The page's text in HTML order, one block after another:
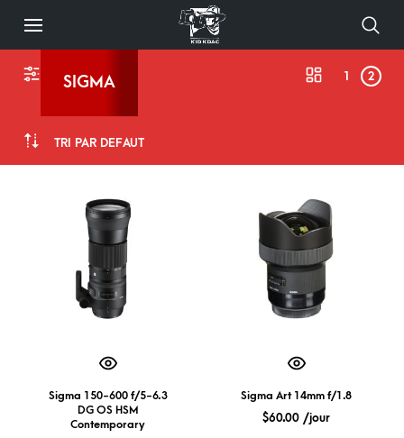
SIGMA
TRI PAR DÉFAUT
1 2
Sigma 150-600 f/5-6.3
DG OS HSM
Contemporary
Sigma Art 14mm f/1.8
$60.00 /jour